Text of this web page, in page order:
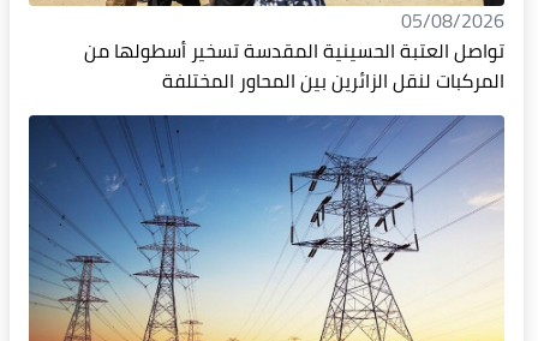
05/08/2026
تواصل العتبة الحسينية المقدسة تسخير أسطولها من
المركبات لنقل الزائرين بين المحاور المختلفة